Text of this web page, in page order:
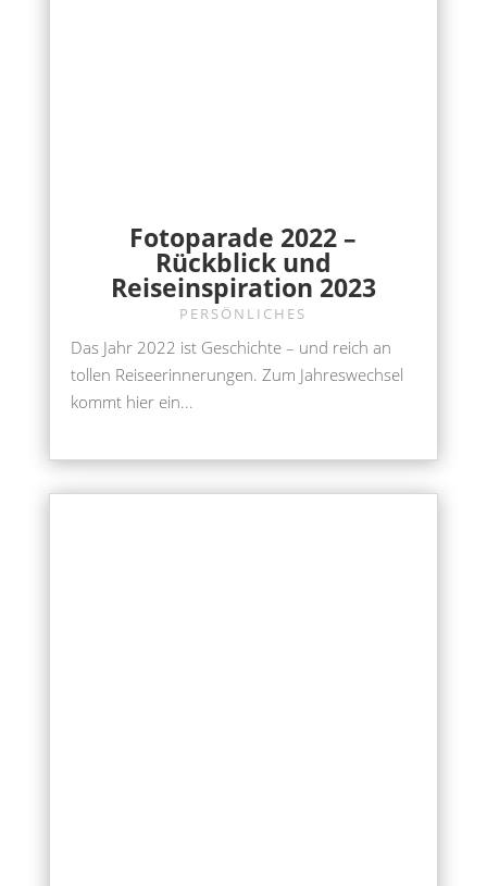
Fotoparade 2022 –
Rückblick und
Reiseinspiration 2023
PERSÖNLICHES
Das Jahr 2022 ist Geschichte – und reich an
tollen Reiseerinnerungen. Zum Jahreswechsel
kommt hier ein...